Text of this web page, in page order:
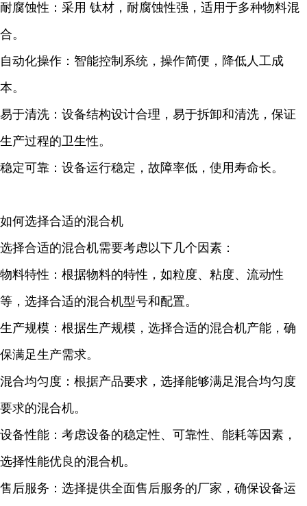
耐腐蚀性：采用 钛材，耐腐蚀性强，适用于多种物料混
合。
自动化操作：智能控制系统，操作简便，降低人工成
本。
易于清洗：设备结构设计合理，易于拆卸和清洗，保证
生产过程的卫生性。
稳定可靠：设备运行稳定，故障率低，使用寿命长。
如何选择合适的混合机
选择合适的混合机需要考虑以下几个因素：
物料特性：根据物料的特性，如粒度、粘度、流动性
等，选择合适的混合机型号和配置。
生产规模：根据生产规模，选择合适的混合机产能，确
保满足生产需求。
混合均匀度：根据产品要求，选择能够满足混合均匀度
要求的混合机。
设备性能：考虑设备的稳定性、可靠性、能耗等因素，
选择性能优良的混合机。
售后服务：选择提供全面售后服务的厂家，确保设备运